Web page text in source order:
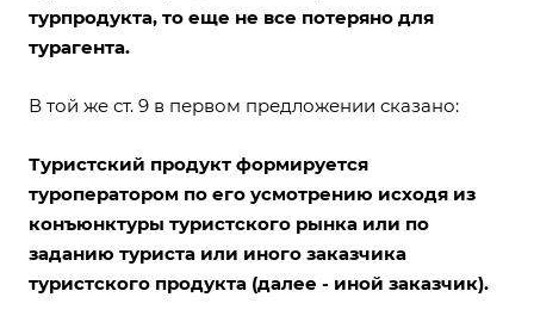
турпродукта, то еще не все потеряно для
турагента.
В той же ст. 9 в первом предложении сказано:
Туристский продукт формируется
туроператором по его усмотрению исходя из
конъюнктуры туристского рынка или по
заданию туриста или иного заказчика
туристского продукта (далее - иной заказчик).